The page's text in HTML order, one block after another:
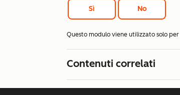
Sì No
Questo modulo viene utilizzato solo
Contenuti correlati